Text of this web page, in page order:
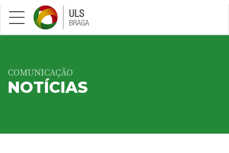
Saltar para conteúdo principal
COMUNICAÇÃO
NOTÍCIAS